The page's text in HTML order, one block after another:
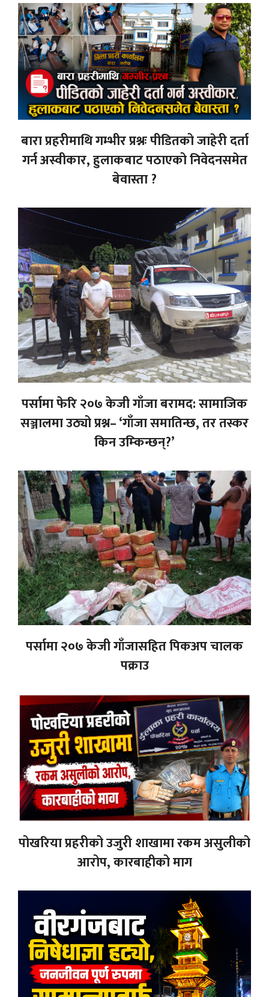
बारा प्रहरीमाथि गम्भीर प्रश्नः पीडितको जाहेरी दर्ता
गर्न अस्वीकार, हुलाकबाट पठाएको निवेदनसमेत
बेवास्ता ?
पर्सामा फेरि २०७ केजी गाँजा बरामद: सामाजिक
सञ्जालमा उठ्यो प्रश्न– ‘गाँजा समातिन्छ, तर तस्कर
किन उम्किन्छन्?’
पर्सामा २०७ केजी गाँजासहित पिकअप चालक
पक्राउ
पोखरिया प्रहरीको उजुरी शाखामा रकम असुलीको
आरोप, कारबाहीको माग